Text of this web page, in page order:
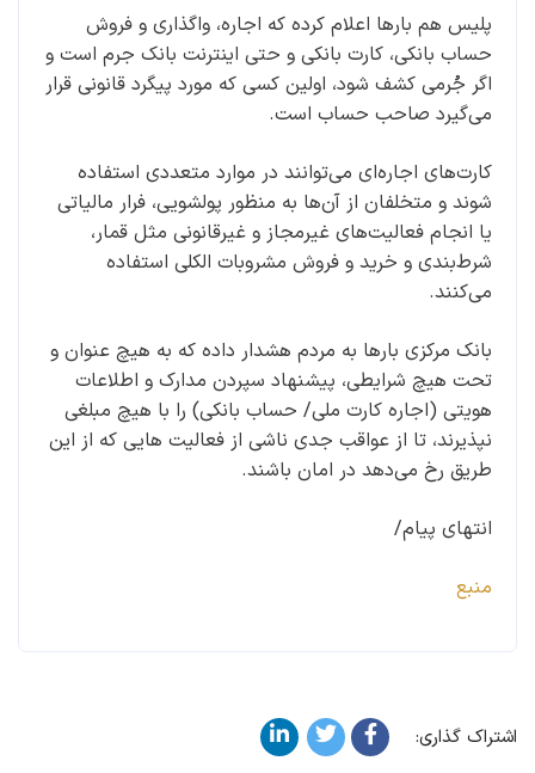
پلیس هم بارها اعلام کرده که اجاره، واگذاری و فروش
حساب بانکی، کارت بانکی و حتی اینترنت بانک جرم است و
اگر جُرمی کشف شود، اولین کسی که مورد پیگرد قانونی قرار
می‌گیرد صاحب حساب است.
کارت‌های اجاره‌ای می‌توانند در موارد متعددی استفاده
شوند و متخلفان از آن‌ها به منظور پولشویی، فرار مالیاتی
یا انجام فعالیت‌های غیرمجاز و غیرقانونی مثل قمار،
شرط‌بندی و خرید و فروش مشروبات الکلی استفاده
می‌کنند.
بانک مرکزی بارها به مردم هشدار داده که به هیچ عنوان و
تحت هیچ شرایطی، پیشنهاد سپردن مدارک و اطلاعات
هویتی (اجاره کارت ملی/ حساب بانکی) را با هیچ مبلغی
نپذیرند، تا از عواقب جدی ناشی از فعالیت هایی که از این
طریق رخ می‌دهد در امان باشند.
انتهای پیام/
منبع
اشتراک گذاری: